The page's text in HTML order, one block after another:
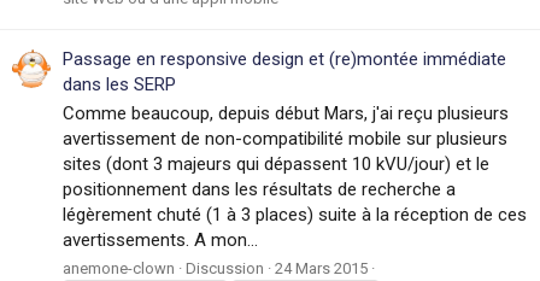
Passage en responsive design et (re)montée immédiate
dans les SERP
Comme beaucoup, depuis début Mars, j'ai reçu plusieurs
avertissement de non-compatibilité mobile sur plusieurs
sites (dont 3 majeurs qui dépassent 10 kVU/jour) et le
positionnement dans les résultats de recherche a
légèrement chuté (1 à 3 places) suite à la réception de ces
avertissements. A mon...
anemone-clown Discussion 24 Mars 2015